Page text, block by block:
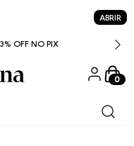
ABRIR
OFF NO PIX
0